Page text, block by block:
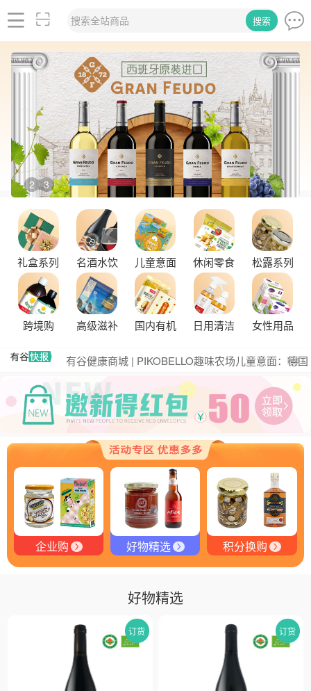
搜索全站商品 搜索
2 / 3
礼盒系列 名酒水饮 儿童意面 休闲零食 松露系列
跨境购 高级滋补 国内有机 日用清洁 女性用品
更多
式，共筑大健康产业有机生态新未来
有谷健康商城 | PIKOBELLO趣味农场儿童意面：德国
匠心打造的无盐健康新主张
有谷健康 | PIKOBELLO牌儿童意面：健康与美味的完
美结合
探寻黑钻奥秘：有谷健康与塞尔维亚黑松露的完美邂
逅
探秘塞尔维亚黑松露：舌尖上的黑钻石
品味卓越，OE 中欧有机双认证红酒的独特魅力
品味拉克索威斯威士忌，邂逅独特酒韵
舌尖上的塞尔维亚黑松露，你了解多少？
探秘塞尔维亚松露的独特魅力
黑松露的热量是多少？
企业购 好物精选 积分换购
好物精选
订货 订货